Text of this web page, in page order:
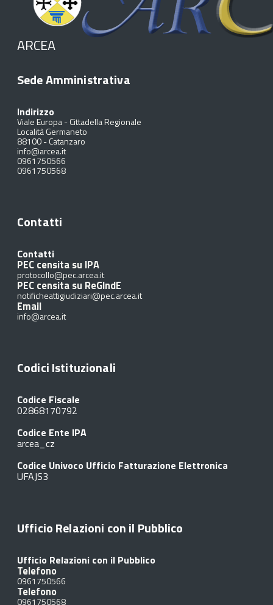
ARCEA
Sede Amministrativa
Indirizzo
Viale Europa - Cittadella Regionale
Località Germaneto
88100-Catanzaro
info@arcea.it
0961750566
0961750568
Contatti
Contatti
PEC censita su IPA
protocollo@pec.arcea.it
PEC censita su ReGIndE
notificheattigiudiziari@pec.arcea.it
Email
info@arcea.it
Codici Istituzionali
Codice Fiscale
02868170792
Codice Ente IPA
arcea_cz
Codice Univoco Ufficio Fatturazione Elettronica
UFAJS3
Ufficio Relazioni con il Pubblico
Ufficio Relazioni con il Pubblico
Telefono
0961750566
Telefono
0961750568